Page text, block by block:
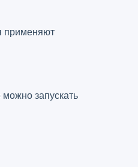
применяют
запускать